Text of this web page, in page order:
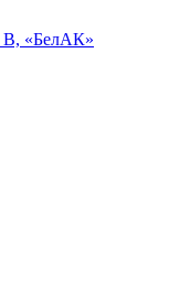
В, «БелАК»